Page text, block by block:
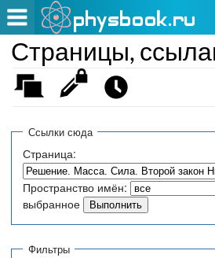
Страницы,
Ссылки сюда
Страница:
Пространство имён:
выбранное
Фильтры